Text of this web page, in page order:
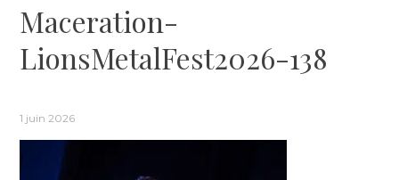
Maceration-
LionsMetalFest2026-138
1 juin 2026